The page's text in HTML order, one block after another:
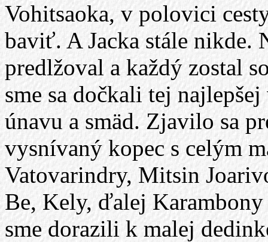
Vohitsaoka, v polovici
baviť. A Jacka stále nikde.
predlžoval a každý zostal
sme sa dočkali tej
únavu a smäd. Zjavilo sa
vysnívaný kopec s celým
Vatovarindry, Mitsin
Be, Kely, ďalej
sme dorazili k malej